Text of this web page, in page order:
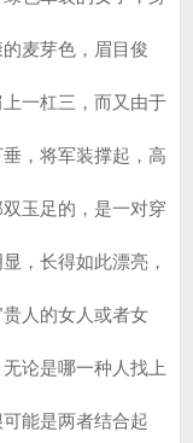
麦芽色，眉目俊
一杠三，而又由于
，将军装撑起，高
玉足的，是一对穿
，长得如此漂亮，
人的女人或者女
论是哪一种人找上
能是两者结合起